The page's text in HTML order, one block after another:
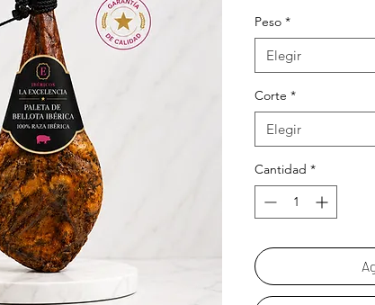
Peso *
Elegir
Corte *
Elegir
Cantidad *